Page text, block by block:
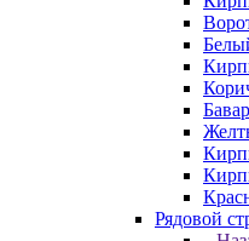
Рядовой